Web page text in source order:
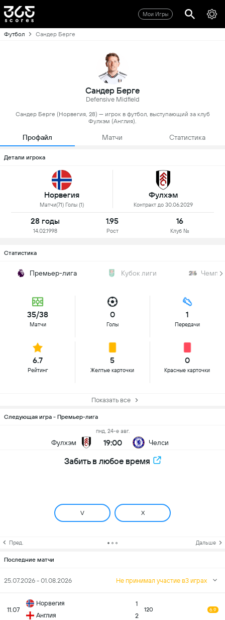
Мои Игры
Футбол Сандер Берге
Сандер Берге
Defensive Midfield
Сандер Берге (Норвегия, 28) — игрок в футбол, выступающий за клуб
Фулхэм (Англия).
Профайл Матчи Статистика
Детали игрока
Норвегия
Матчи(71) Голы (1)
Фулхэм
Контракт до 30.06.2029
28 годы
14.02.1998
1.95
Рост
16
Клуб №
Статистика
Премьер-лига Кубок лиги
35/38
Матчи
0
Голы
1
Передачи
6.7
Рейтинг
5
Желтые карточки
0
Красные карточки
Показать все
Следующая игра - Премьер-лига
Фулхэм
пнд, 24-е авг.
19:00 Челси
Забить в любое время
V X
Пред. Дальше
Последние матчи
25.07.2026 - 01.08.2026 Не принимал участие в3 играх
11.07
Норвегия
Англия
1
2
120 6.9